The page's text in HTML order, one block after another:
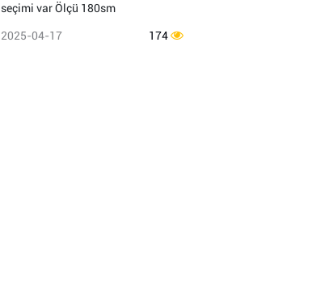
seçimi var Ölçü 180sm
2025-04-17 174